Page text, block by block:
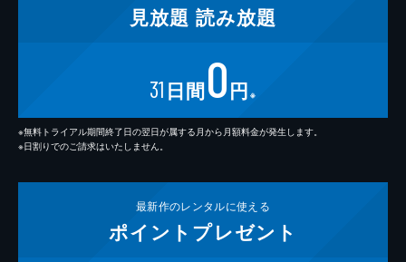
見放題 読み放題
31 日間0円 ※
※無料トライアル期間終了日の翌日が属する月から月額料金が発生します。
※日割りでのご請求はいたしません。
最新作のレンタルに使える
ポイント プレゼント